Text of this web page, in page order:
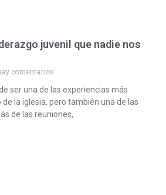
juvenil que nadie nos
comentarios
ser una de las experiencias más
la iglesia, pero también una de las
de las reuniones,